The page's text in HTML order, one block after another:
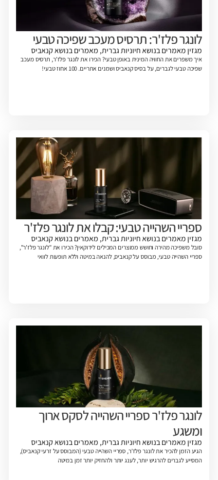
לונגר פלז'ר: תרסיס מעכב שפיכה טבעי
מגזין מאמרים בנושא חיוניות גברית, מאמרים בנושא קנאביס
איך משפרים את החוויה המינית באופן טבעי? הכירו את לונגר פלז'ר, תרסיס מעכב
שפיכה טבעי לגברים, על בסיס קנאביס ושמנים אתריים. 100 אחוז טבעי!
ספריי השהייה טבעי: קבלו את לונגר פלז'ר
מגזין מאמרים בנושא חיוניות גברית, מאמרים בנושא קנאביס
סובל משפיכה מהירה וחושש ממוצרים המכילים לידוקאין? הכירו את "לונגר פלז'ר",
ספריי השהייה טבעי, מבוסס על קנאביס, להנאה במיטה וללא תופעות לוואי
לונגר פלז'ר ספריי השהייה לסקס ארוך
ומשגע
מגזין מאמרים בנושא חיוניות גברית, מאמרים בנושא קנאביס
הגיע הזמן להכיר את לונגר פלז'ר, ספריי השהייה טבעי (המבוסס על זרעי קנאביס),
המסייע לגברים להרגיש יותר, לענג יותר ולהחזיק יותר זמן במיטה